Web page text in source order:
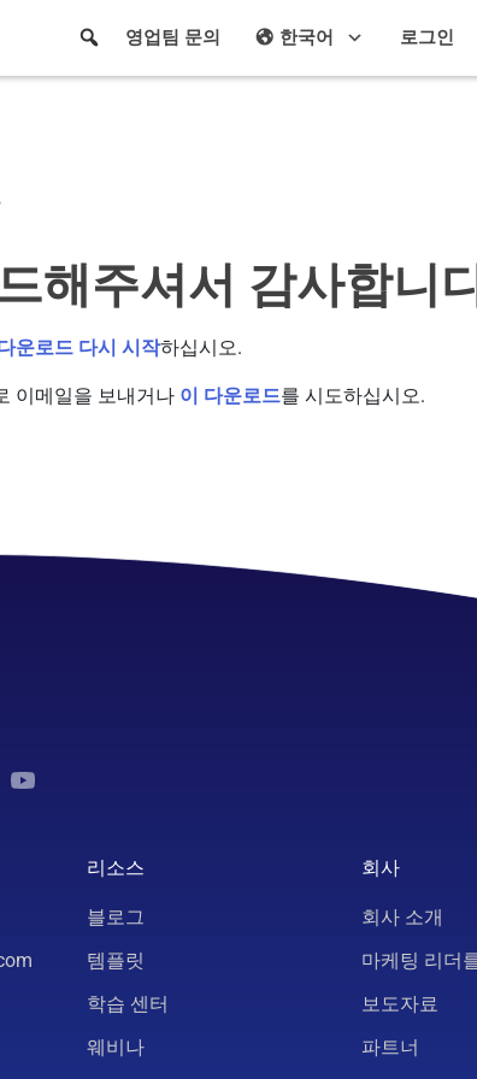
로그인
한국어
영업팀 문의
해주셔서 감사합니
운로드 다시 시작하십시오.
이메일을 보내거나 이 다운로드를 시도하십시오.
리소스
블로그
템플릿
학습 센터
웨비나
회사
회사 소개
마케팅 리더
보도자료
파트너